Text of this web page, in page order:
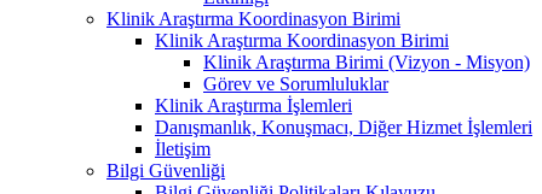
Klinik Araştırma Koordinasyon Birimi
Klinik Araştırma Koordinasyon Birimi
Klinik Araştırma Birimi (Vizyon - Misyon)
Görev ve Sorumluluklar
Klinik Araştırma İşlemleri
Danışmanlık, Konuşmacı, Diğer Hizmet İşlemleri
İletişim
Bilgi Güvenliği